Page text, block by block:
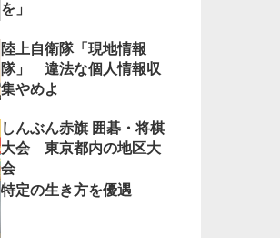
を」
陸上自衛隊「現地情報
隊」 違法な個人情報収
集やめよ
しんぶん赤旗 囲碁・将棋
大会 東京都内の地区大
会
特定の生き方を優遇